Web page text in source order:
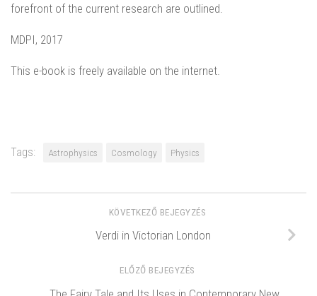
forefront of the current research are outlined.
MDPI, 2017
This e-book is freely available on the internet.
Tags: Astrophysics Cosmology Physics
KÖVETKEZŐ BEJEGYZÉS
Verdi in Victorian London
ELŐZŐ BEJEGYZÉS